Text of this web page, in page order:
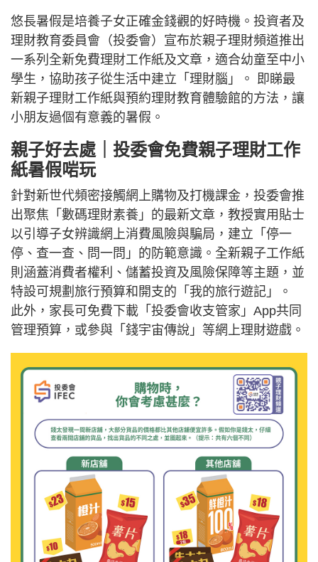
悠長暑假是培養子女正確金錢觀的好時機。投資者及
理財教育委員會（投委會）宣布於親子理財頻道推出
一系列全新免費理財工作紙及文章，適合幼童至中小
學生，協助孩子從生活中建立「理財腦」。 即睇最
新親子理財工作紙與預約理財教育體驗館的方法，讓
小朋友過個有意義的暑假。
親子好去處｜投委會免費親子理財工作
紙暑假啱玩
針對新世代頻密接觸網上購物及打機課金，投委會推
出聚焦「數碼理財素養」的最新文章，教授實用貼士
以引導子女辨識網上消費風險與騙局，建立「停一
停、查一查、問一問」的防範意識。全新親子工作紙
則涵蓋消費者權利、儲蓄投資及風險保障等主題，並
特設可規劃旅行預算和開支的「我的旅行遊記」。
此外，家長可免費下載「投委會收支管家」App共同
管理預算，或參與「錢宇宙傳說」等網上理財遊戲。